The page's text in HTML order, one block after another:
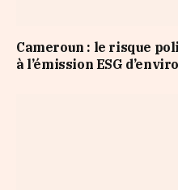
Cameroun : le risque
à l’émission ESG